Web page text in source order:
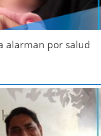
alarman por salud